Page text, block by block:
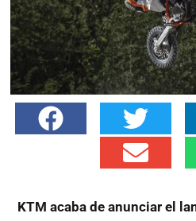
KTM acaba de anunciar el